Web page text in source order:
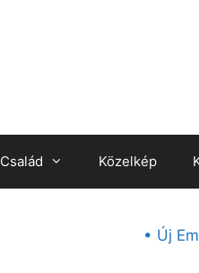
Család Közelkép
• Új